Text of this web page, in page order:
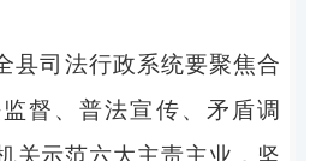
县司法行政系统要聚焦合
督、普法宣传、矛盾调
关示范六大主责主业，坚